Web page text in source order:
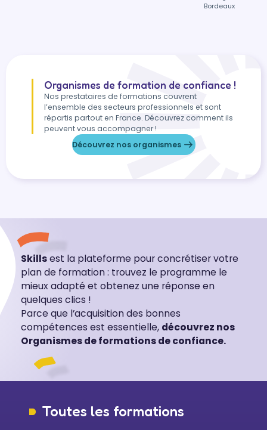
Bordeaux
Organismes de formation de confiance !
Nos prestataires de formations couvrent
l’ensemble des secteurs professionnels et sont
répartis partout en France. Découvrez comment ils
peuvent vous accompagner !
Découvrez nos organismes
Skillsest la plateforme pour concrétiser votre
plan de formation : trouvez le programme le
mieux adapté et obtenez une réponse en
quelques clics !
Parce que l’acquisition des bonnes
compétences est essentielle, découvrez nos
Organismes de formations de confiance.
Toutes les formations